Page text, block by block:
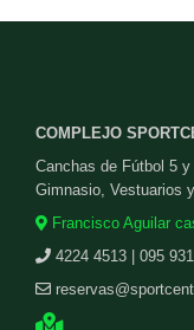
COMPLEJO
Canchas de Fútbol 5
Gimnasio, Vestuarios
Francisco Aguilar
4224 4513 | 095